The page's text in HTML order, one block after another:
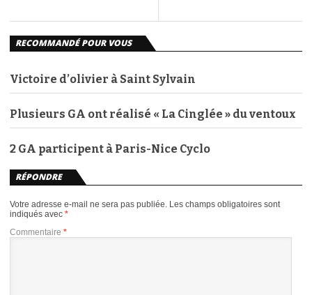
RECOMMANDÉ POUR VOUS
Victoire d’olivier à Saint Sylvain
Plusieurs GA ont réalisé « La Cinglée » du ventoux
2 GA participent à Paris-Nice Cyclo
RÉPONDRE
Votre adresse e-mail ne sera pas publiée. Les champs obligatoires sont
indiqués avec *
Commentaire *